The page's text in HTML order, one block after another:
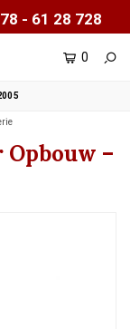
- 61 28 728
0
–